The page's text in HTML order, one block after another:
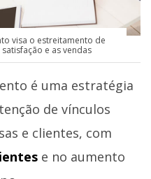
visa o estreitamento de
e as vendas
é uma estratégia
de vínculos
e clientes, com
e no aumento